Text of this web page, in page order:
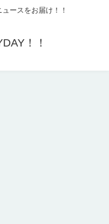
ースをお届け！！
！！